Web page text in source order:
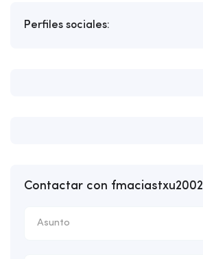
Perfiles sociales:
Contactar con fmaciastxu2002